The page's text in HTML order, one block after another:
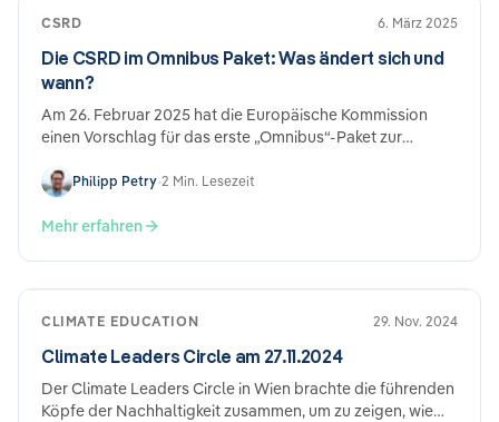
CSRD 6. März 2025
Die CSRD im Omnibus Paket: Was ändert sich und
wann?
Am 26. Februar 2025 hat die Europäische Kommission
einen Vorschlag für das erste „Omnibus“-Paket zur
Philipp Petry•2 Min. Lesezeit
Mehr erfahren
CLIMATE EDUCATION 29. Nov. 2024
Climate Leaders Circle am 27.11.2024
Der Climate Leaders Circle in Wien brachte die führenden
Köpfe der Nachhaltigkeit zusammen, um zu zeigen, wie